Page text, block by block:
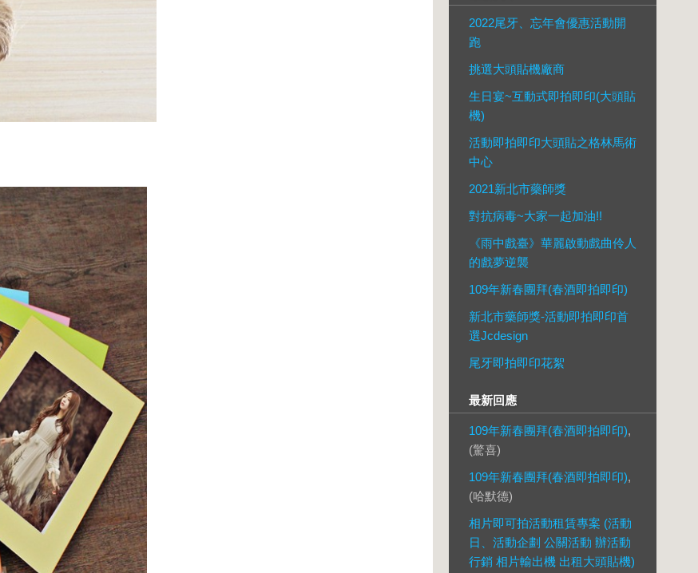
2022尾牙、忘年會優惠活動開
跑
挑選大頭貼機廠商
生日宴~互動式即拍即印(大頭貼
機)
活動即拍即印大頭貼之格林馬術
中心
2021新北市藥師獎
對抗病毒~大家一起加油!!
《雨中戲臺》華麗啟動戲曲伶人
的戲夢逆襲
109年新春團拜(春酒即拍即印)
新北市藥師獎-活動即拍即印首
選Jcdesign
尾牙即拍即印花絮
最新回應
109年新春團拜(春酒即拍即印),
(驚喜)
109年新春團拜(春酒即拍即印),
(哈默德)
相片即可拍活動租賃專案 (活動
日、活動企劃 公關活動 辦活動
行銷 相片輸出機 出租大頭貼機)